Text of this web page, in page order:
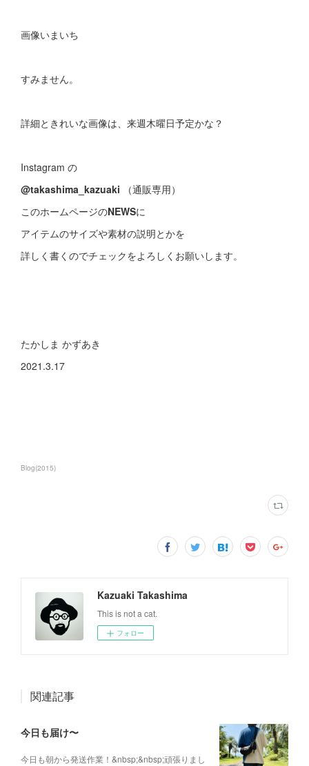
画像いまいち
すみません。
詳細ときれいな画像は、来週木曜日予定かな？
Instagram の
@takashima_kazuaki
（通販専用）
このホームページのNEWSに
アイテムのサイズや素材の説明とかを
詳しく書くのでチェックをよろしくお願いします。
たかしま かずあき
2021.3.17
Blog(2015)
Kazuaki Takashima
This is not a cat.
フォロー
関連記事
今日も届け〜
今日も朝から発送作業！&nbsp;&nbsp;頑張りまし